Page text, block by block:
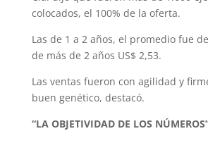
colocados, el 100% de la oferta.
Las de 1 a 2 años, el promedio fue
de más de 2 años US$ 2,53.
Las ventas fueron con agilidad y
buen genético, destacó.
“LA OBJETIVIDAD DE LOS